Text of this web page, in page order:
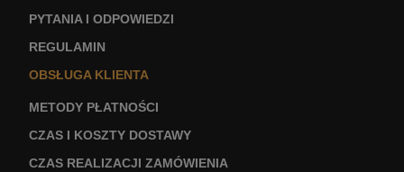
PYTANIA I ODPOWIEDZI
REGULAMIN
OBSŁUGA KLIENTA
METODY PŁATNOŚCI
CZAS I KOSZTY DOSTAWY
CZAS REALIZACJI ZAMÓWIENIA